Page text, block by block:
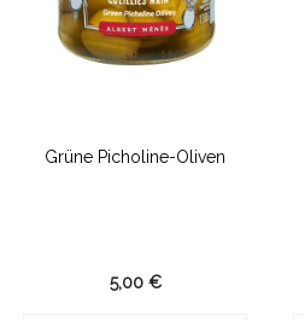
Grüne Picholine-Oliven
5,00 €